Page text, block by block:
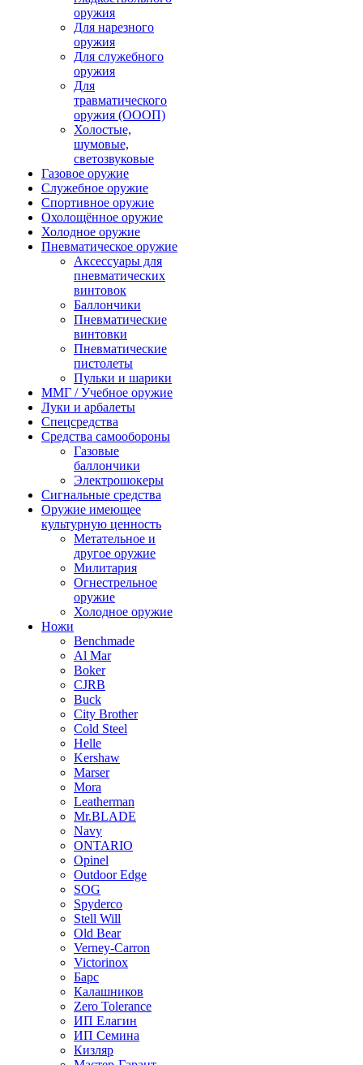
оружия
Для нарезного
оружия
Для служебного
оружия
Для
травматического
оружия (ОООП)
Холостые,
шумовые,
светозвуковые
Газовое оружие
Служебное оружие
Спортивное оружие
Охолощённое оружие
Холодное оружие
Пневматическое оружие
Аксессуары для
пневматических
винтовок
Баллончики
Пневматические
винтовки
Пневматические
пистолеты
Пульки и шарики
ММГ / Учебное оружие
Луки и арбалеты
Спецсредства
Средства самообороны
Газовые
баллончики
Электрошокеры
Сигнальные средства
Оружие имеющее
культурную ценность
Метательное и
другое оружие
Милитария
Огнестрельное
оружие
Холодное оружие
Ножи
Benchmade
Al Mar
Boker
CJRB
Buck
City Brother
Cold Steel
Helle
Kershaw
Marser
Mora
Leatherman
Mr.BLADE
Navy
ONTARIO
Opinel
Outdoor Edge
SOG
Spyderco
Stell Will
Old Bear
Verney-Carron
Victorinox
Барс
Калашников
Zero Tolerance
ИП Елагин
ИП Семина
Кизляр